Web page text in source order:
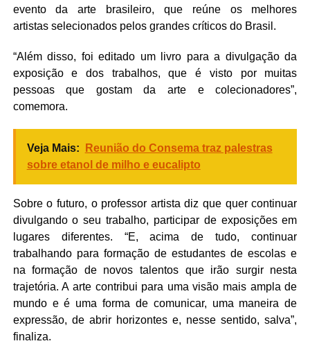
evento da arte brasileiro, que reúne os melhores
artistas selecionados pelos grandes críticos do Brasil.
“Além disso, foi editado um livro para a divulgação da
exposição e dos trabalhos, que é visto por muitas
pessoas que gostam da arte e colecionadores”,
comemora.
Veja Mais:
Reunião do Consema traz palestras
sobre etanol de milho e eucalipto
Sobre o futuro, o professor artista diz que quer continuar
divulgando o seu trabalho, participar de exposições em
lugares diferentes. “E, acima de tudo, continuar
trabalhando para formação de estudantes de escolas e
na formação de novos talentos que irão surgir nesta
trajetória. A arte contribui para uma visão mais ampla de
mundo e é uma forma de comunicar, uma maneira de
expressão, de abrir horizontes e, nesse sentido, salva”,
finaliza.